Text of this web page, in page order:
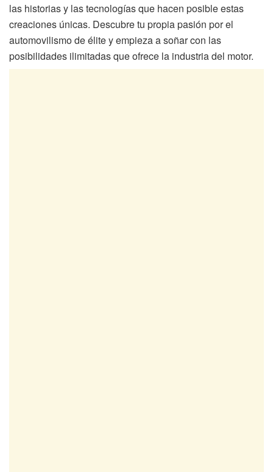
las historias y las tecnologías que hacen posible estas
creaciones únicas. Descubre tu propia pasión por el
automovilismo de élite y empieza a soñar con las
posibilidades ilimitadas que ofrece la industria del motor.